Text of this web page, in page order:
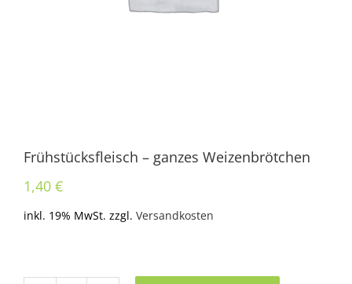
Frühstücksfleisch – ganzes Weizenbrötchen
1,40 €
inkl. 19% MwSt. zzgl. Versandkosten